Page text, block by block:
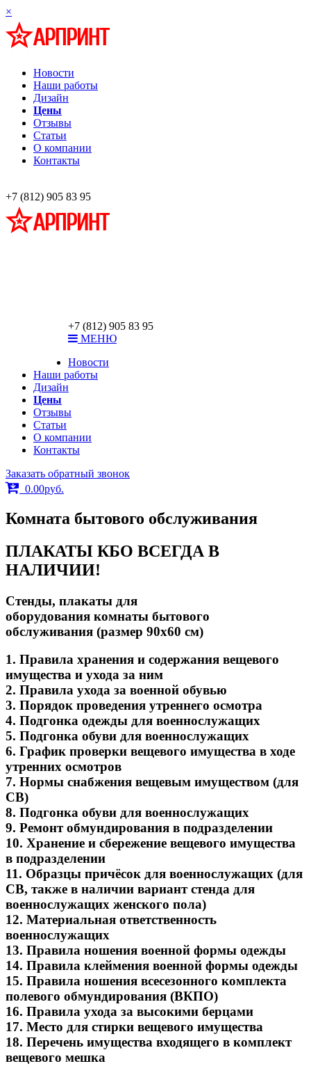
×
Новости
Наши работы
Дизайн
Цены
Отзывы
Статьи
О компании
Контакты
+7 (812) 905 83 95
+7 (812) 905 83 95
МЕНЮ
Новости
Наши работы
Дизайн
Цены
Отзывы
Статьи
О компании
Контакты
Заказать обратный звонок
0.00руб.
Комната бытового обслуживания
ПЛАКАТЫ КБО ВСЕГДА В
НАЛИЧИИ!
Стенды, плакаты для
оборудования комнаты бытового
обслуживания (размер 90х60 см)
1. Правила хранения и содержания вещевого
имущества и ухода за ним
2. Правила ухода за военной обувью
3. Порядок проведения утреннего осмотра
4. Подгонка одежды для военнослужащих
5. Подгонка обуви для военнослужащих
6. График проверки вещевого имущества в ходе
утренних осмотров
7. Нормы снабжения вещевым имуществом (для
СВ)
8. Подгонка обуви для военнослужащих
9. Ремонт обмундирования в подразделении
10. Хранение и сбережение вещевого имущества
в подразделении
11. Образцы причёсок для военнослужащих (для
СВ, также в наличии вариант стенда для
военнослужащих женского пола)
12. Материальная ответственность
военнослужащих
13. Правила ношения военной формы одежды
14. Правила клеймения военной формы одежды
15. Правила ношения всесезонного комплекта
полевого обмундирования (ВКПО)
16. Правила ухода за высокими берцами
17. Место для стирки вещевого имущества
18. Перечень имущества входящего в комплект
вещевого мешка